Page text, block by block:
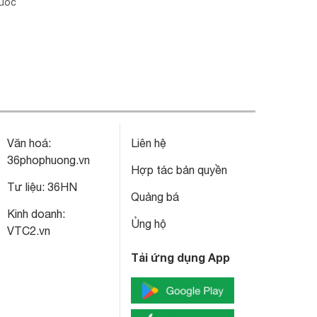
Văn hoá:
36phophuong.vn
Tư liệu: 36HN
Kinh doanh:
VTC2.vn
Liên hệ
Hợp tác bản quyền
Quảng bá
Ủng hộ
Tải ứng dụng App